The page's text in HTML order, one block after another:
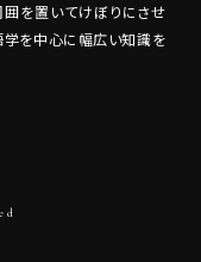
を置いてけぼりにさせ
学を中心に幅広い知識を